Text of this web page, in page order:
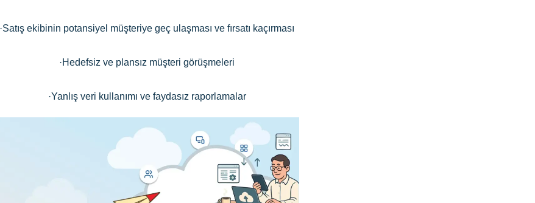
·Satış ekibinin potansiyel müşteriye geç ulaşması ve fırsatı kaçırması
·Hedefsiz ve plansız müşteri görüşmeleri
·Yanlış veri kullanımı ve faydasız raporlamalar